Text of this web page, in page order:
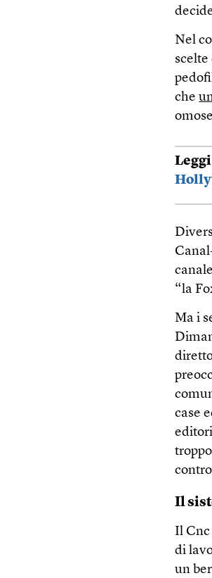
Nel
scelte
che
“la
Ma i
case
Il
Il Cnc
di
un